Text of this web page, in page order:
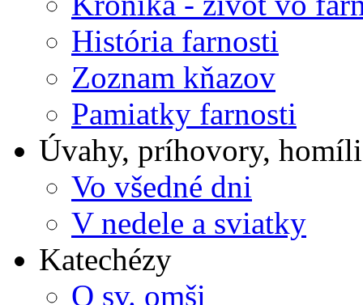
História farnosti
Zoznam kňazov
Pamiatky farnosti
Úvahy, príhovory,
Vo všedné dni
V nedele a sviatky
Katechézy
O sv. omši